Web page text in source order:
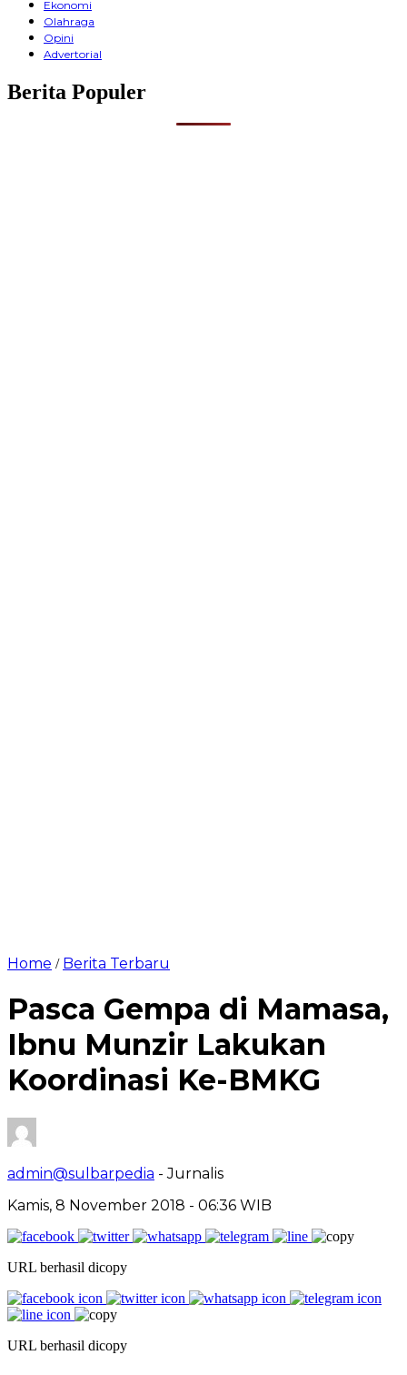
Ekonomi
Olahraga
Opini
Advertorial
Berita Populer
Home / Berita Terbaru
Pasca Gempa di Mamasa,
Ibnu Munzir Lakukan
Koordinasi Ke-BMKG
admin@sulbarpedia - Jurnalis
Kamis, 8 November 2018 - 06:36 WIB
URL berhasil dicopy
URL berhasil dicopy